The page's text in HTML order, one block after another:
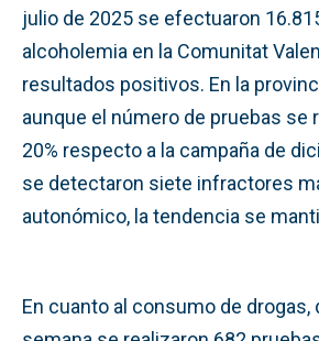
julio de 2025 se efectuaron
alcoholemia en la Comunitat
resultados positivos. En la
aunque el número de pruebas se
20% respecto a la campaña de
se detectaron siete infractores
autonómico, la tendencia se
En cuanto al consumo de drogas,